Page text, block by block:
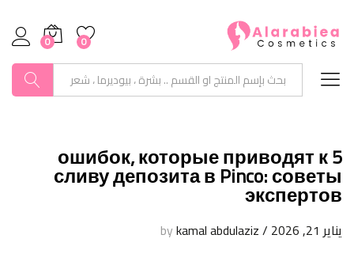
0
0
5 ошибок, которые приводят к
сливу депозита в Pinco: советы
экспертов
يناير 21, 2026 /
kamal abdulaziz